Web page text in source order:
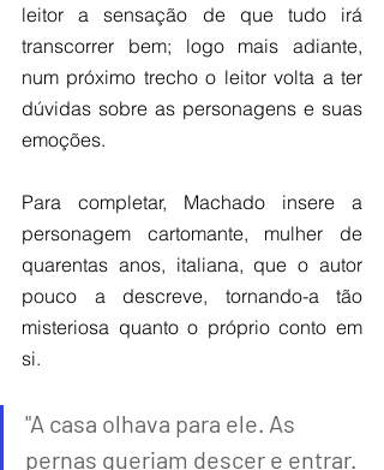
leitor a sensação de que tudo irá
transcorrer bem; logo mais adiante,
num próximo trecho o leitor volta a ter
dúvidas sobre as personagens e suas
emoções.
Para completar, Machado insere a
personagem cartomante, mulher de
quarentas anos, italiana, que o autor
pouco a descreve, tornando-a tão
misteriosa quanto o próprio conto em
si.
"A casa olhava para ele. As
pernas queriam descer e entrar.